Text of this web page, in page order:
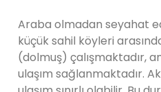
Araba olmadan seyahat
küçük sahil köyleri
(dolmuş) çalışmaktadır,
ulaşım sağlanmaktadır.